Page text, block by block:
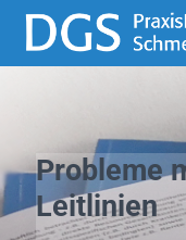
Probleme
Leitlinien